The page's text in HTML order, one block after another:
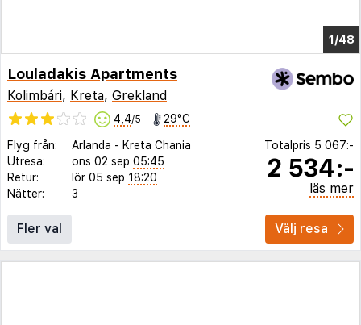
1/44
Louladakis Apartments
Kolimbári, Kreta, Grekland
4,4/5 29°C
Flyg från: Arlanda - Kreta Chania
Utresa:
ons 02 sep 05:45
Retur:
lör 05 sep 18:20
Nätter:
3
Totalpris 5 067:-
2 534:-
läs mer
Fler val Välj resa